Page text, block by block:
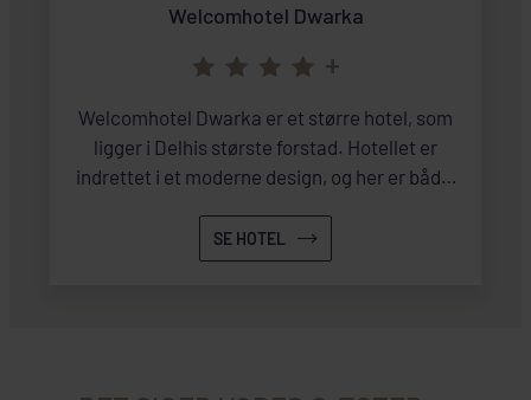
Welcomhotel Dwarka
+
Welcomhotel Dwarka er et større hotel, som
ligger i Delhis største forstad. Hotellet er
indrettet i et moderne design, og her er både,
fitnessrum, hvis du trænger til at røre dig.
SE HOTEL